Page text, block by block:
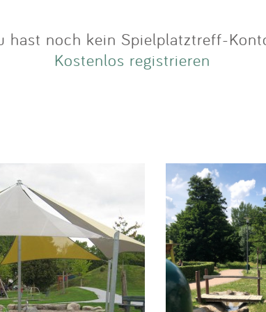
hast noch kein Spielplatztreff-
Kostenlos registrieren